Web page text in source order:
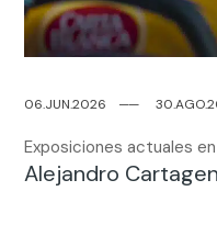
06.JUN.2026──
Exposiciones actuales
Alejandro